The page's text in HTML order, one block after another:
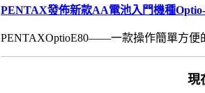
PENTAX發佈新款AA電池入門機種
PENTAXOptioE80——一款操作簡單方便
現